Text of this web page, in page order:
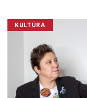
KULTÚRA